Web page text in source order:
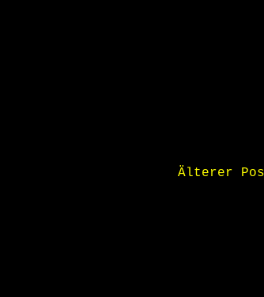
Älterer